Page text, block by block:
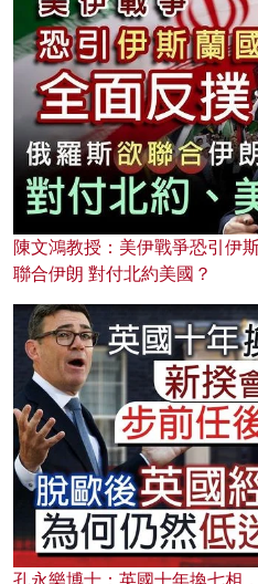
陳文鴻教授：美伊戰爭恐引伊
聯合伊朗 對付北約美國？